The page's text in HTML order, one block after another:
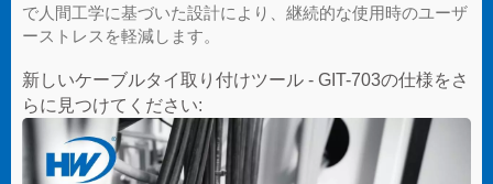
で人間工学に基づいた設計により、継続的な使用時のユーザ
ーストレスを軽減します。
新しいケーブルタイ取り付けツール - GIT-703の仕様をさ
らに見つけてください: